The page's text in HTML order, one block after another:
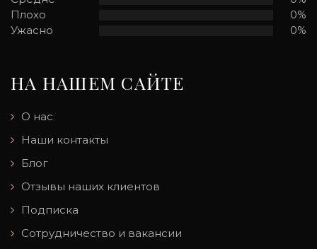
Плохо
0%
Ужасно
0%
НА НАШЕМ САЙТЕ
О нас
Наши контакты
Блог
Отзывы наших клиентов
Подписка
Сотрудничество и вакансии